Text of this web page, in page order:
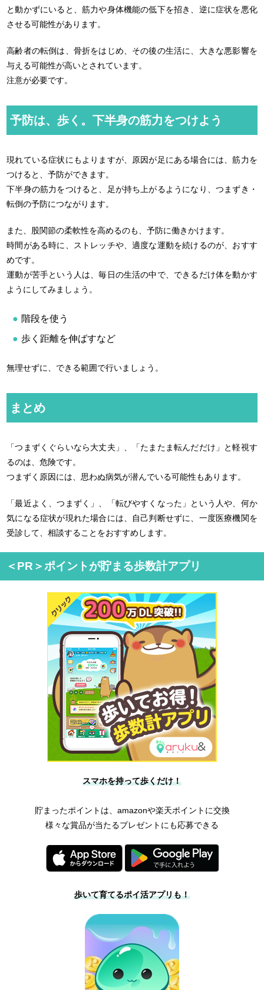
と動かずにいると、筋力や身体機能の低下を招き、逆に症状を悪化
させる可能性があります。
高齢者の転倒は、骨折をはじめ、その後の生活に、大きな悪影響を
与える可能性が高いとされています。
注意が必要です。
予防は、歩く。下半身の筋力をつけよう
現れている症状にもよりますが、原因が足にある場合には、筋力を
つけると、予防ができます。
下半身の筋力をつけると、足が持ち上がるようになり、つまずき・
転倒の予防につながります。
また、股関節の柔軟性を高めるのも、予防に働きかけます。
時間がある時に、ストレッチや、適度な運動を続けるのが、おすす
めです。
運動が苦手という人は、毎日の生活の中で、できるだけ体を動かす
ようにしてみましょう。
階段を使う
歩く距離を伸ばすなど
無理せずに、できる範囲で行いましょう。
まとめ
「つまずくぐらいなら大丈夫」、「たまたま転んだだけ」と軽視す
るのは、危険です。
つまずく原因には、思わぬ病気が潜んでいる可能性もあります。
「最近よく、つまずく」、「転びやすくなった」という人や、何か
気になる症状が現れた場合には、自己判断せずに、一度医療機関を
受診して、相談することをおすすめします。
＜PR＞ポイントが貯まる歩数計アプリ
スマホを持って歩くだけ！
貯まったポイントは、amazonや楽天ポイントに交換
様々な賞品が当たるプレゼントにも応募できる
歩いて育てるポイ活アプリも！